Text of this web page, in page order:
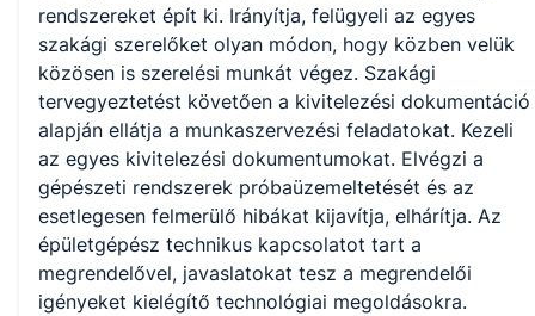
rendszereket épít ki. Irányítja, felügyeli az egyes
szakági szerelőket olyan módon, hogy közben velük
közösen is szerelési munkát végez. Szakági
tervegyeztetést követően a kivitelezési dokumentáció
alapján ellátja a munkaszervezési feladatokat. Kezeli
az egyes kivitelezési dokumentumokat. Elvégzi a
gépészeti rendszerek próbaüzemeltetését és az
esetlegesen felmerülő hibákat kijavítja, elhárítja. Az
épületgépész technikus kapcsolatot tart a
megrendelővel, javaslatokat tesz a megrendelői
igényeket kielégítő technológiai megoldásokra.